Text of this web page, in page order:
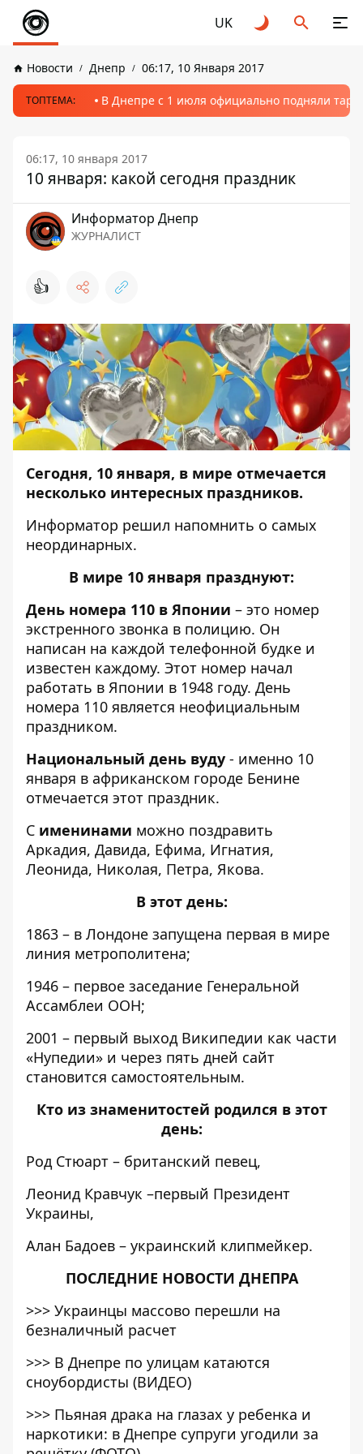
UK
Новости Днепр 06:17, 10 Января 2017
ТОПТЕМА: В Днепре с 1 июля официально подняли
06:17, 10 января 2017
10 января: какой сегодня праздник
Информатор Днепр
ЖУРНАЛИСТ
👍
Сегодня, 10 января, в мире отмечается
несколько интересных праздников.
Информатор решил напомнить о самых
неординарных.
В мире 10 января празднуют:
День номера 110 в Японии – это номер
экстренного звонка в полицию. Он
написан на каждой телефонной будке и
известен каждому. Этот номер начал
работать в Японии в 1948 году. День
номера 110 является неофициальным
праздником.
Национальный день вуду - именно 10
января в африканском городе Бенине
отмечается этот праздник.
С именинами можно поздравить
Аркадия, Давида, Ефима, Игнатия,
Леонида, Николая, Петра, Якова.
В этот день:
1863 – в Лондоне запущена первая в мире
линия метрополитена;
1946 – первое заседание Генеральной
Ассамблеи ООН;
2001 – первый выход Википедии как части
«Нупедии» и через пять дней сайт
становится самостоятельным.
Кто из знаменитостей родился в этот
день:
Род Стюарт – британский певец,
Леонид Кравчук –первый Президент
Украины,
Алан Бадоев – украинский клипмейкер.
ПОСЛЕДНИЕ НОВОСТИ ДНЕПРА
>>> Украинцы массово перешли на
безналичный расчет
>>> В Днепре по улицам катаются
сноубордисты (ВИДЕО)
>>> Пьяная драка на глазах у ребенка и
наркотики: в Днепре супруги угодили за